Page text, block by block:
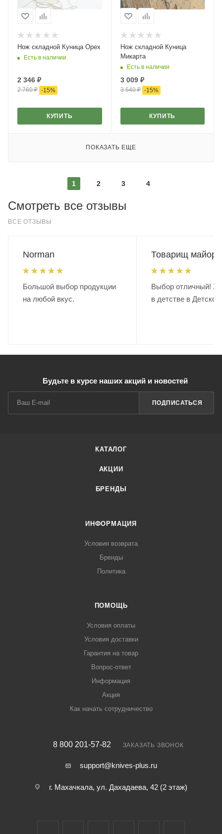
Нож складной Куница Орех
Есть в наличии
2 346 ₽
2 760₽ -15%
КУПИТЬ
Нож складной Куница
Микарта
Есть в наличии
3 009₽
3 540₽ -15%
КУПИТЬ
ПОКАЗАТЬ ЕЩЕ
1 2 3 4
Смотреть все отзывы
ВСЕ ОТЗЫВЫ
Norman
Большой выбор продукции
на любой вкус.
Товарищ майор.
Выбор отличный!
в детстве в
Будьте в курсе наших акций и новостей
ПОДПИСАТЬСЯ
КАТАЛОГ
АКЦИИ
БРЕНДЫ
ИНФОРМАЦИЯ
Условия возврата
Бренды
Политика
ПОМОЩЬ
Условия оплаты
Условия доставки
Гарантия на товар
Вопрос-ответ
Информация
Акция
Как начать сотрудничество
8 800 201-57-82 ЗАКАЗАТЬ ЗВОНОК
support@knives-plus.ru
г. Махачкала, ул. Дахадаева, 42 (2 этаж)